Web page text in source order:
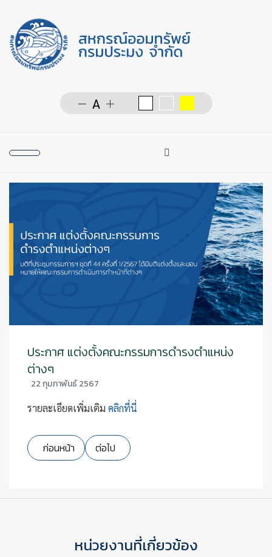
การค้นหา
ประกาศ แต่งตั้งคณะกรรมการดำรงตำแหน่ง
ต่างๆ
22 กุมภาพันธ์ 2567
รายละเอียดเพิ่มเติม คลิกที่นี่
เนื้อหาก่อนหน้า: ประกาศ รางวัลสุ่มทั่วประเทศและในที่ประชุมใ
ก่อนหน้า เนื้อหาถัดไป: ประกาศ ผลการเลือกตั้งประธา
ต่อไป
หน่วยงานที่เกี่ยวข้อง